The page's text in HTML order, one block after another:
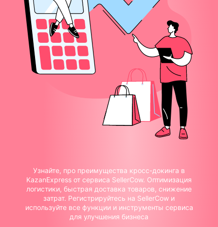
Узнайте, про преимущества кросс-докинга в
KazanExpress от сервиса SellerCow. Оптимизация
логистики, быстрая доставка товаров, снижение
затрат. Регистрируйтесь на SellerCow и
используйте все функции и инструменты сервиса
для улучшения бизнеса